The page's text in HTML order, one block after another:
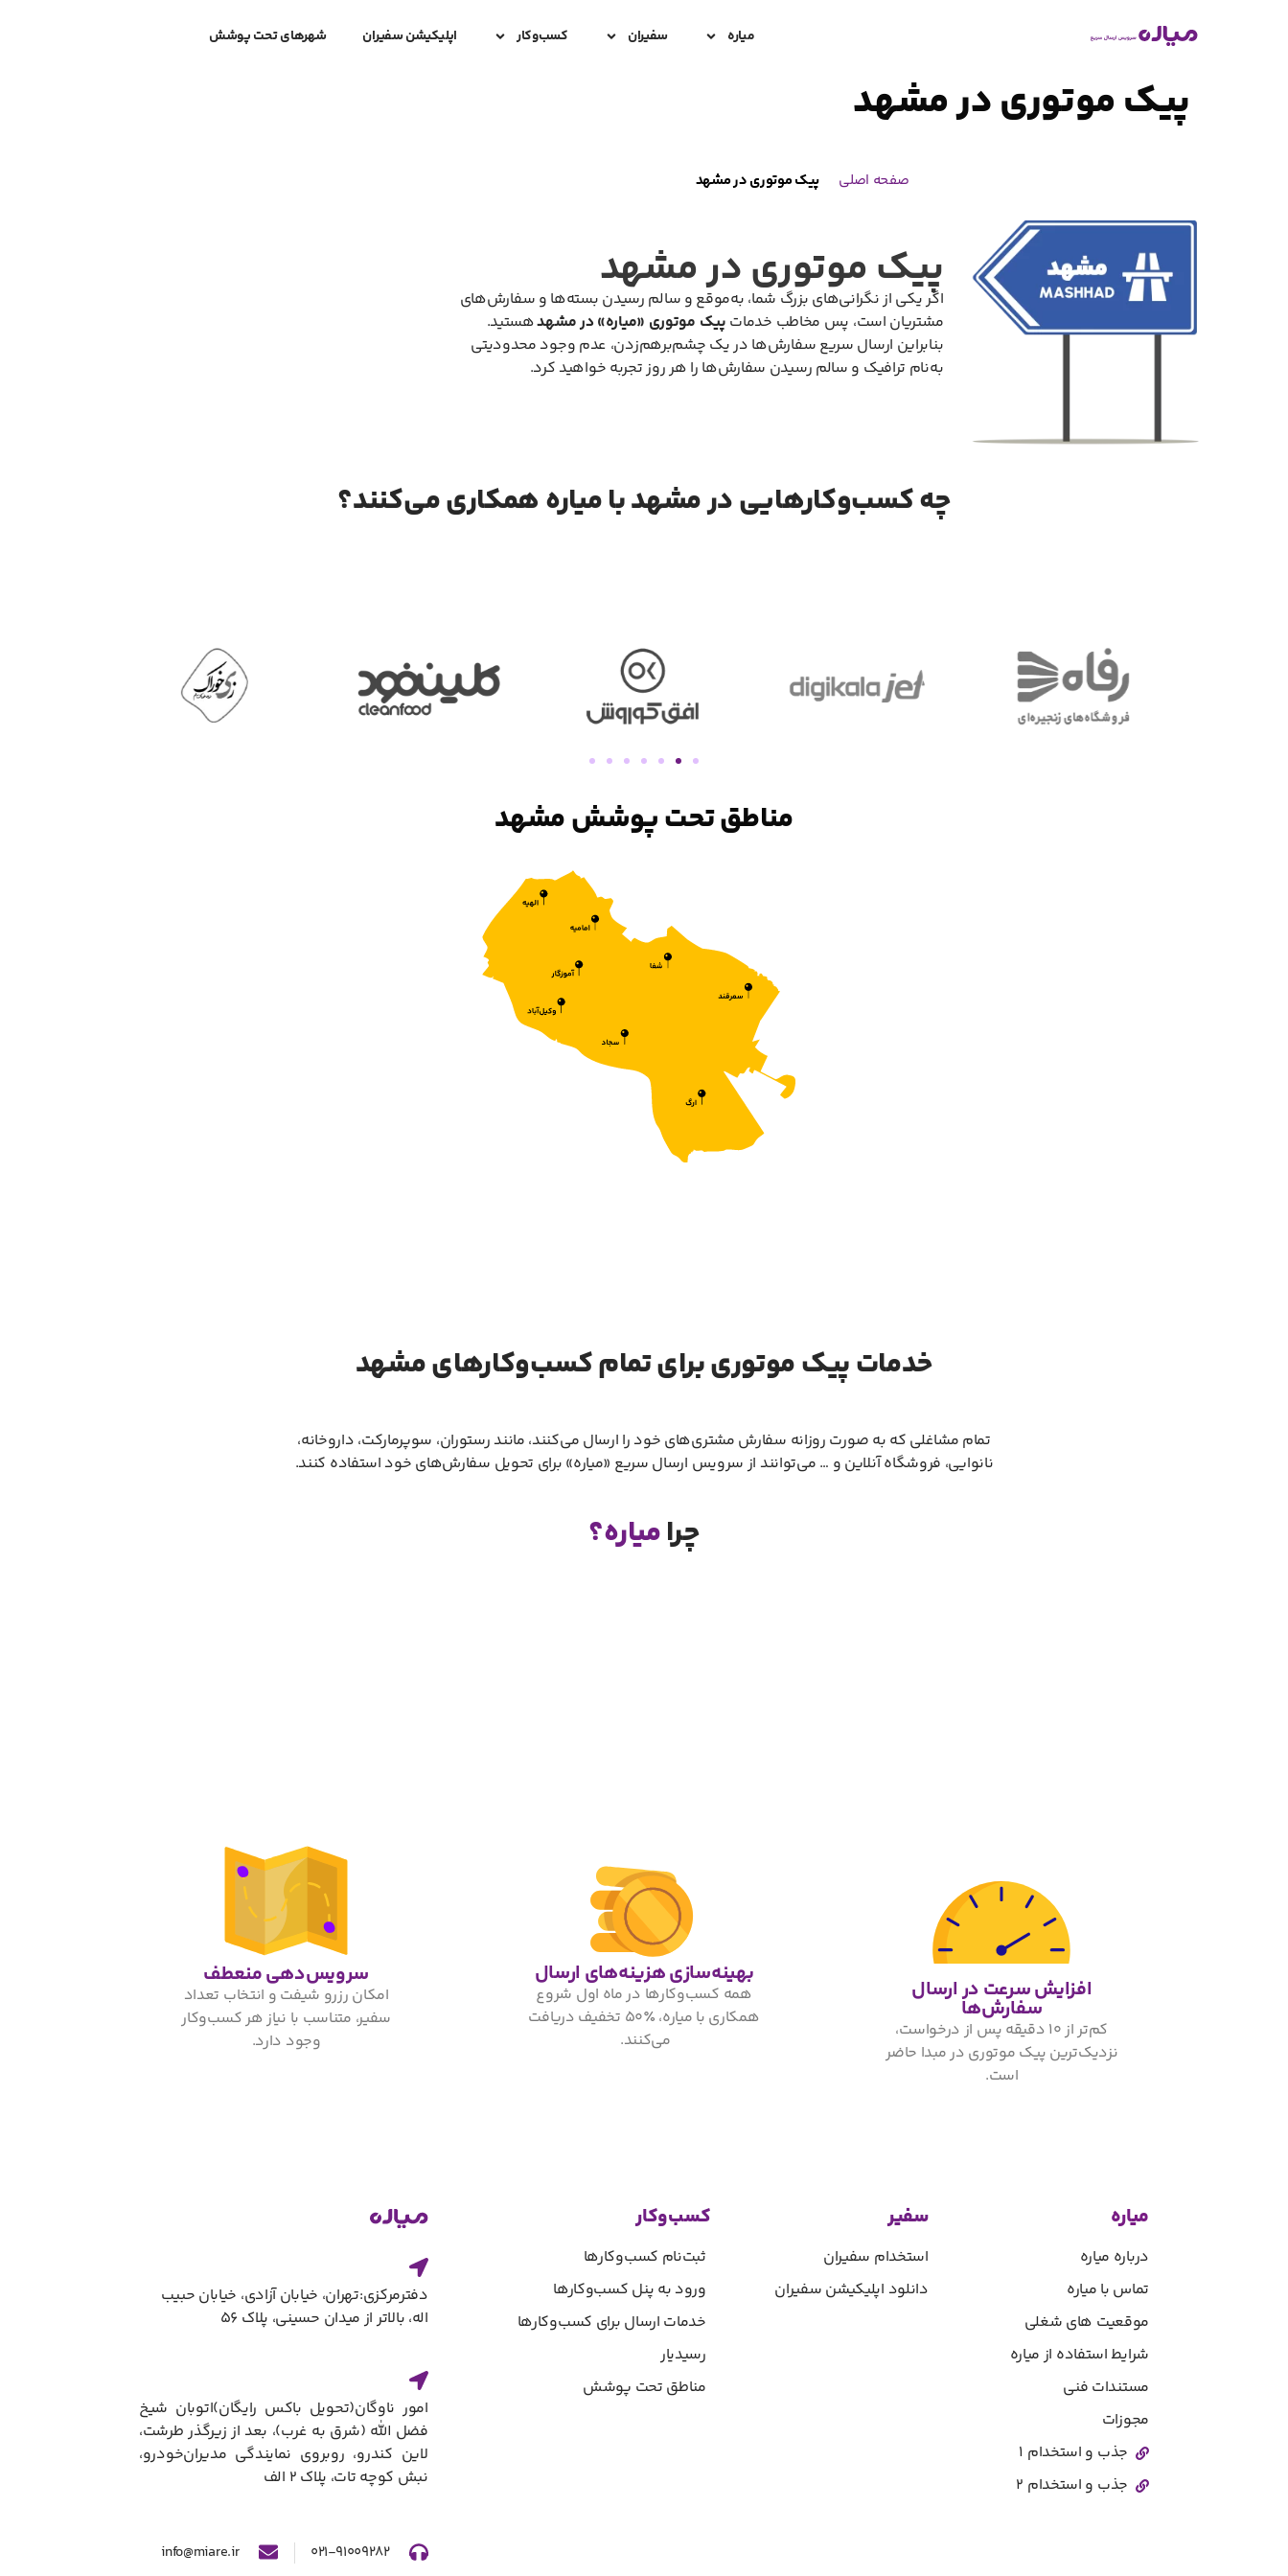
میاره سفیران کسب‌و‌کار اپلیکیشن سفیران شهرهای تحت پوشش
پیک موتوری در مشهد
صفحه اصلی پیک موتوری در مشهد
پیک موتوری در مشهد
اگر یکی از نگرانی‌های بزرگ شما، به‌موقع و سالم رسیدن بسته‌ها و سفارش‌های
مشتریان است، پس مخاطب خدمات پیک موتوری «میاره»در مشهدهستید.
بنابراین ارسال سریع سفارش‌ها در یک چشم‌برهم‌زدن، عدم وجود محدودیتی
به‌نام ترافیک و سالم رسیدن سفارش‌ها را هر روز تجربه خواهید کرد.
چه کسب‌و‌کارهایی در مشهد با میاره همکاری می‌کنند؟
مناطق تحت پوشش مشهد
خدمات پیک موتوری برای تمام کسب‌و‌کار‌های مشهد
تمام مشاغلی که به صورت روزانه سفارش مشتری‌های خود را ارسال می‌کنند، مانند رستوران، سوپرمارکت، داروخانه،
نانوایی، فروشگاه آنلاین و … می‌توانند از سرویس ارسال سریع «میاره» برای تحویل سفارش‌های خود استفاده کنند.
چرامیاره؟
افزایش سرعت در ارسال
سفارش‌ها
کم‌تر از ۱۰ دقیقه پس از درخواست،
نزدیک‌ترین پیک موتوری در مبدا حاضر
است.
بهینه‌سازی هزینه‌های ارسال
همه کسب‌وکارها در ماه اول شروع
همکاری با میاره، ٪۵۰ تخفیف دریافت
می‌کنند.
سرویس‌دهی منعطف
امکان رزرو شیفت و انتخاب تعداد
سفیر، متناسب با نیاز هر کسب‌وکار
وجود دارد.
میاره
درباره میاره
تماس با میاره
موقعیت های شغلی
شرایط استفاده از میاره
مستندات فنی
مجوزات
جذب و استخدام ۱
جذب و استخدام ۲
سفیر
استخدام سفیران
دانلود اپلیکیشن سفیران
کسب‌وکار
ثبت‌نام کسب‌و‌کارها
ورود به پنل کسب‌و‌کارها
خدمات ارسال برای کسب‌وکارها
رسیدیار
مناطق تحت پوشش
دفترمرکزی:تهران، خیابان آزادی، خیابان حبیب
اله، بالاتر از میدان حسینی، پلاک ۵۶
امور ناوگان(تحویل باکس رایگان)​اتوبان شیخ
فضل الله (شرق به غرب)، بعد از زیرگذر طرشت،
لاین کندرو، روبروی نمایندگی مدیران‌خودرو،
نبش کوچه تات، پلاک ۲ الف​
۰۲۱-۹۱۰۰۹۲۸۲ info@miare.ir